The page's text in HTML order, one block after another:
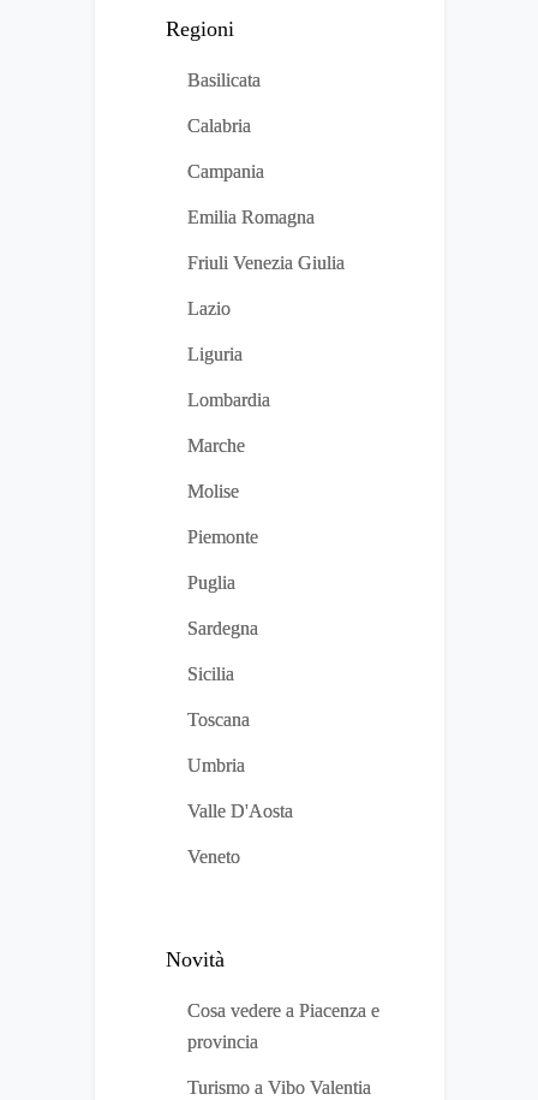
Regioni
Basilicata
Calabria
Campania
Emilia Romagna
Friuli Venezia Giulia
Lazio
Liguria
Lombardia
Marche
Molise
Piemonte
Puglia
Sardegna
Sicilia
Toscana
Umbria
Valle D'Aosta
Veneto
Novità
Cosa vedere a Piacenza e
provincia
Turismo a Vibo Valentia